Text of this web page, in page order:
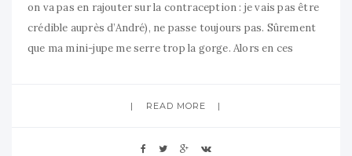
on va pas en rajouter sur la contraception : je vais pas être
crédible auprès d’André), ne passe toujours pas. Sûrement
que ma mini-jupe me serre trop la gorge. Alors en ces
READ MORE